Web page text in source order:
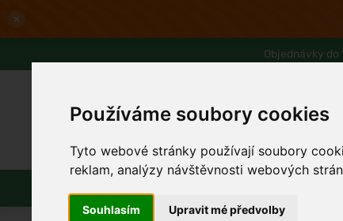
Používáme soubory cookies
Tyto webové stránky používají soubory
reklam, analýzy návštěvnosti webových
Souhlasím Upravit mé předvolby
×
Objednávky do
Slevy až -80% Blog Lexikon